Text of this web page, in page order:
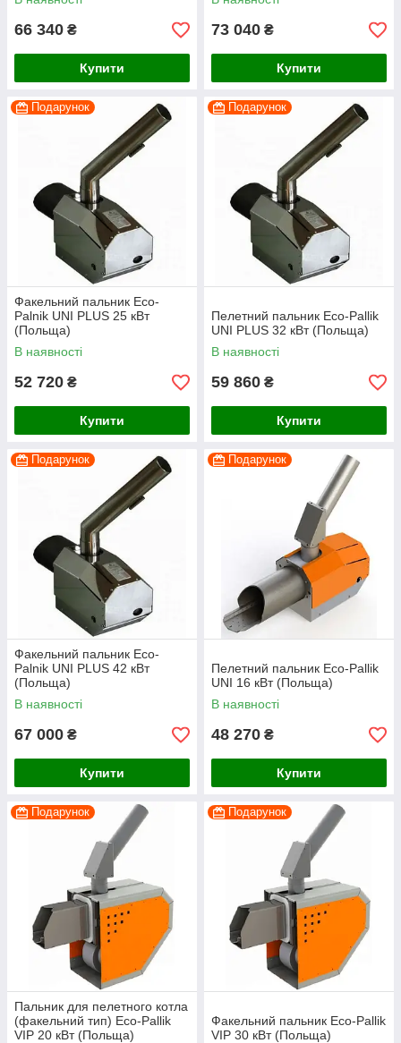
66 340 ₴
Купити
73 040 ₴
Купити
Подарунок
Факельний пальник Eco-
Palnik UNI PLUS 25 кВт
(Польща)
В наявності
52 720 ₴
Купити
Подарунок
Пелетний пальник Eco-Pallik
UNI PLUS 32 кВт (Польща)
В наявності
59 860 ₴
Купити
Подарунок
Факельний пальник Eco-
Palnik UNI PLUS 42 кВт
(Польща)
В наявності
67 000 ₴
Купити
Подарунок
Пелетний пальник Eco-Pallik
UNI 16 кВт (Польща)
В наявності
48 270 ₴
Купити
Подарунок
Пальник для пелетного котла
(факельний тип) Eco-Pallik
VIP 20 кВт (Польща)
Подарунок
Факельний пальник Eco-Pallik
VIP 30 кВт (Польща)